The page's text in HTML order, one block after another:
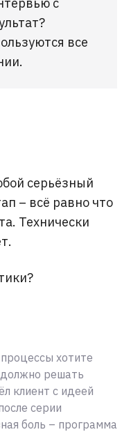
все
серьёзный
– всё равно что
Технически
хотите
решать
клиент с идеей
серии
боль – программа